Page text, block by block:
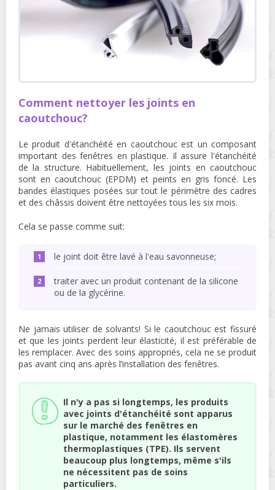
Comment nettoyer les joints en
caoutchouc?
Le produit d'étanchéité en caoutchouc est un composant
important des fenêtres en plastique. Il assure l'étanchéité
de la structure. Habituellement, les joints en caoutchouc
sont en caoutchouc (EPDM) et peints en gris foncé. Les
bandes élastiques posées sur tout le périmètre des cadres
et des châssis doivent être nettoyées tous les six mois.
Cela se passe comme suit:
le joint doit être lavé à l'eau savonneuse;
traiter avec un produit contenant de la silicone
ou de la glycérine.
Ne jamais utiliser de solvants! Si le caoutchouc est fissuré
et que les joints perdent leur élasticité, il est préférable de
les remplacer. Avec des soins appropriés, cela ne se produit
pas avant cinq ans après l’installation des fenêtres.
Il n'y a pas si longtemps, les produits
avec joints d'étanchéité sont apparus
sur le marché des fenêtres en
plastique, notamment les élastomères
thermoplastiques (TPE). Ils servent
beaucoup plus longtemps, même s'ils
ne nécessitent pas de soins
particuliers.